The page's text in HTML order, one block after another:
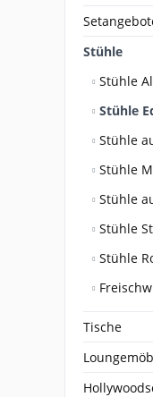
Stühle
Stühle
Stühle
Stühle
Stühle
Stühle
Stühle
Stühle
Tische